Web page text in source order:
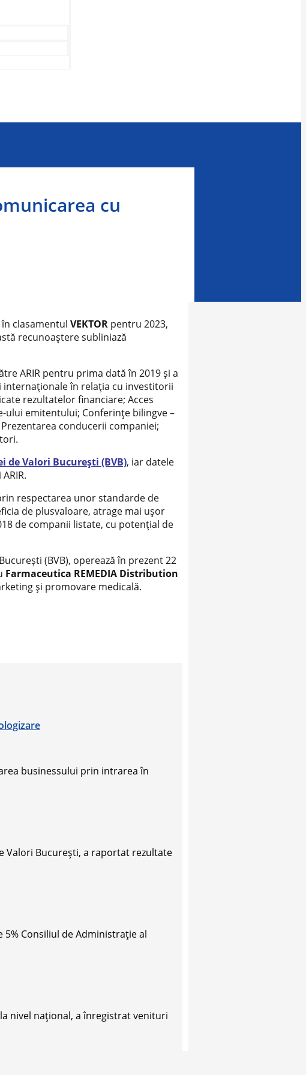
cu
clasamentul VEKTOR pentru 2023,
recunoaștere subliniază
ARIR pentru prima dată în 2019 și a
internaționale în relația cu investitorii
rezultatelor financiare; Acces
emitentului; Conferințe bilingve –
conducerii companiei;
de Valori București (BVB), iar datele
respectarea unor standarde de
de plusvaloare, atrage mai uşor
de companii listate, cu potențial de
(BVB), operează în prezent 22
Farmaceutica REMEDIA Distribution
și promovare medicală.
businessului prin intrarea în
Valori București, a raportat rezultate
Consiliul de Administrație al
nivel naţional, a înregistrat venituri